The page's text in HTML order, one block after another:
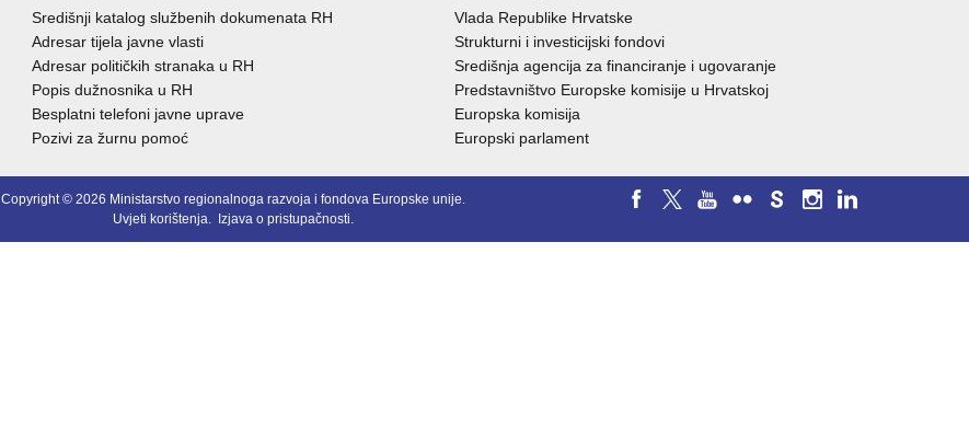
Središnji katalog službenih dokumenata RH
Adresar tijela javne vlasti
Adresar političkih stranaka u RH
Popis dužnosnika u RH
Besplatni telefoni javne uprave
Pozivi za žurnu pomoć
Vlada Republike Hrvatske
Strukturni i investicijski fondovi
Središnja agencija za financiranje i ugovaranje
Predstavništvo Europske komisije u Hrvatskoj
Europska komisija
Europski parlament
Copyright © 2026 Ministarstvo regionalnoga razvoja i fondova Europske unije.
Uvjeti korištenja. Izjava o pristupačnosti.